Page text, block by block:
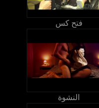
فتح كس
النشوة